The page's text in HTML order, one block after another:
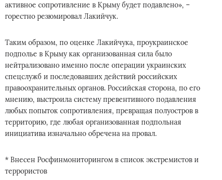
активное сопротивление в Крыму будет подавлено», –
горестно резюмировал Лакийчук.
Таким образом, по оценке Лакийчука, проукраинское
подполье в Крыму как организованная сила было
нейтрализовано именно после операции украинских
спецслужб и последовавших действий российских
правоохранительных органов. Российская сторона, по его
мнению, выстроила систему превентивного подавления
любых попыток сопротивления, превращая полуостров в
территорию, где любая организованная подпольная
инициатива изначально обречена на провал.
* Внесен Росфинмониторингом в список экстремистов и
террористов